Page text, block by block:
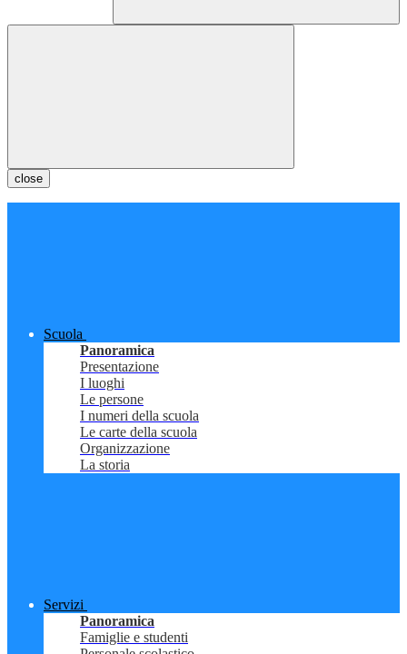
close
Scuola
Panoramica
Presentazione
I luoghi
Le persone
I numeri della scuola
Le carte della scuola
Organizzazione
La storia
Servizi
Panoramica
Famiglie e studenti